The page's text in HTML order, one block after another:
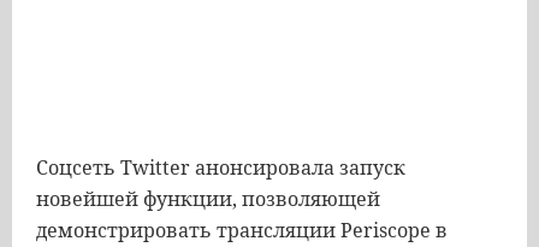
Соцсеть Twitter анонсировала запуск
новейшей функции, позволяющей
демонстрировать трансляции Periscope в